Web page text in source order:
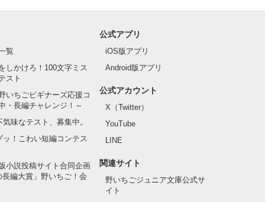
覧
しかけろ！100文字ミス
スト
いちごビギナーズ応援コ
・長編チャレンジ！～
味なテスト、募集中。
ッ！こわい短編コンテス
小説投稿サイト合同企画
長編大賞」野いちご！会
公式アプリ
iOS版アプリ
Android版アプリ
公式アカウント
X（Twitter）
YouTube
LINE
関連サイト
野いちごジュニア文庫公式サ
イト